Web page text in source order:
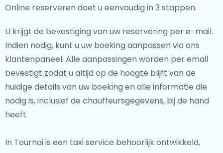
Online reserveren doet u eenvoudig in 3 stappen.
U krijgt de bevestiging van uw reservering per e-mail.
Indien nodig, kunt u uw boeking aanpassen via ons
klantenpaneel. Alle aanpassingen worden per email
bevestigt zodat u altijd op de hoogte blijft van de
huidige details van uw boeking en alle informatie die
nodig is, inclusief de chauffeursgegevens, bij de hand
heeft.
In Tournai is een taxi service behoorlijk ontwikkeld,